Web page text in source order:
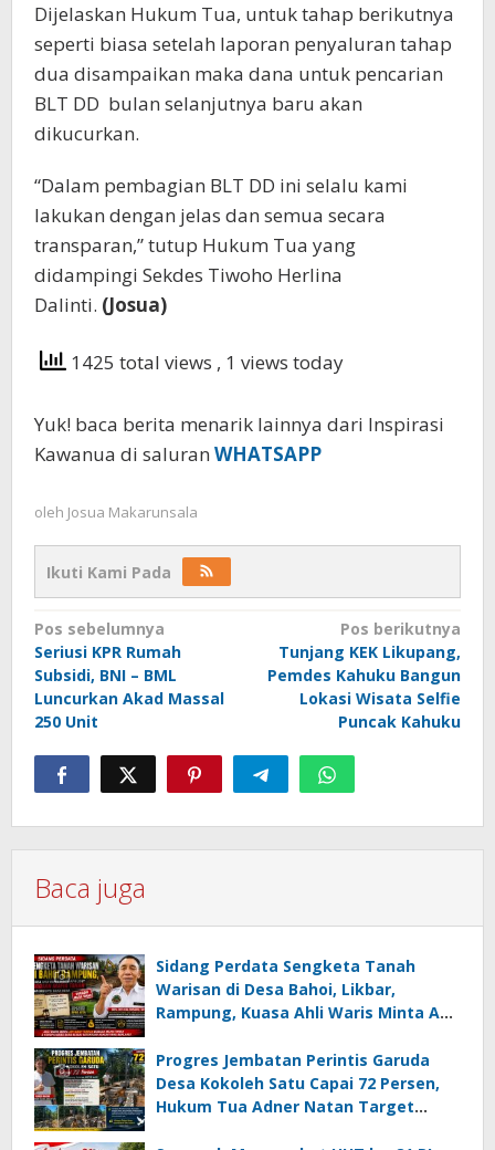
Dijelaskan Hukum Tua, untuk tahap berikutnya
seperti biasa setelah laporan penyaluran tahap
dua disampaikan maka dana untuk pencarian
BLT DD bulan selanjutnya baru akan
dikucurkan.
“Dalam pembagian BLT DD ini selalu kami
lakukan dengan jelas dan semua secara
transparan,” tutup Hukum Tua yang
didampingi Sekdes Tiwoho Herlina
Dalinti. (Josua)
1425 total views , 1 views today
Yuk! baca berita menarik lainnya dari Inspirasi
Kawanua di saluran WHATSAPP
oleh Josua Makarunsala
Ikuti Kami Pada
Navigasi
pos
Pos sebelumnya
Seriusi KPR Rumah
Subsidi, BNI – BML
Luncurkan Akad Massal
250 Unit
Pos berikutnya
Tunjang KEK Likupang,
Pemdes Kahuku Bangun
Lokasi Wisata Selfie
Puncak Kahuku
Baca juga
Sidang Perdata Sengketa Tanah
Warisan di Desa Bahoi, Likbar,
Rampung, Kuasa Ahli Waris Minta APH
Korupsi Dandes
Progres Jembatan Perintis Garuda
Desa Kokoleh Satu Capai 72 Persen,
Hukum Tua Adner Natan Target